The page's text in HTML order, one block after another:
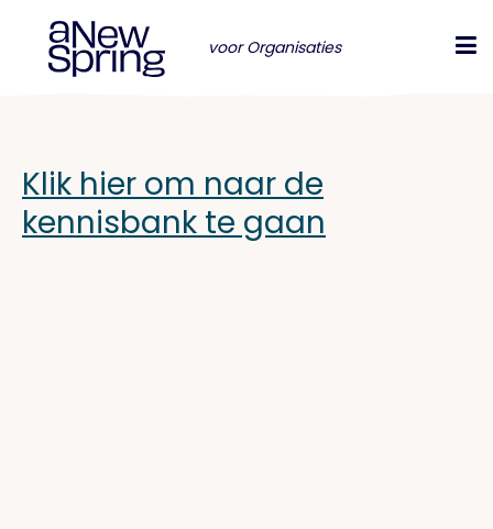
voor Organisaties
Klik hier om naar de
kennisbank te gaan